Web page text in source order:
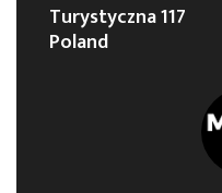
Turystyczna 117
Poland